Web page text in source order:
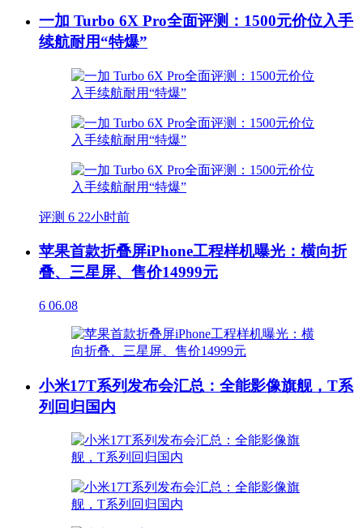
一加 Turbo 6X Pro全面评测：1500元价位入手
续航耐用“特爆”
评测 6 22小时前
苹果首款折叠屏iPhone工程样机曝光：横向折
叠、三星屏、售价14999元
6 06.08
小米17T系列发布会汇总：全能影像旗舰，T系
列回归国内